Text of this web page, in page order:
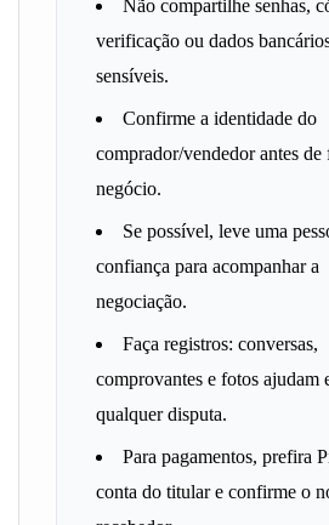
Não compartilhe senhas,
verificação ou dados
sensíveis.
Confirme a identidade do
comprador/vendedor antes de
negócio.
Se possível, leve uma
confiança para acompanhar a
negociação.
Faça registros: conversas,
comprovantes e fotos ajudam
qualquer disputa.
Para pagamentos, prefira
conta do titular e confirme o